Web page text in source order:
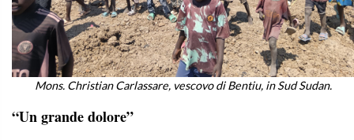
Mons. Christian Carlassare, vescovo di Bentiu, in Sud Sudan.
“Un grande dolore”